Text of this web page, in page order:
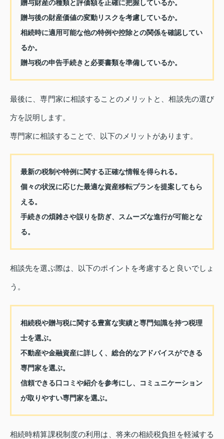
贈与財産の種類と評価額を正確に把握しているか。
贈与後の財産価値の変動リスクを考慮しているか。
相続時に適用可能な他の特例や控除との関係を確認してい
るか。
贈与税の申告手続きと必要書類を準備しているか。
最後に、専門家に相談することのメリットと、相談先の選び
方を説明します。
専門家に相談することで、以下のメリットがあります。
最新の税制や特例に関する正確な情報を得られる。
個々の状況に応じた最適な資産移転プランを提案してもら
える。
手続きの煩雑さや誤りを防ぎ、スムーズな進行が可能とな
る。
相談先を選ぶ際は、以下のポイントを考慮すると良いでしょ
う。
相続税や贈与税に関する豊富な実績と専門知識を持つ税理
士を選ぶ。
不動産や金融資産に詳しく、総合的なアドバイスができる
専門家を選ぶ。
信頼できる口コミや紹介を参考にし、コミュニケーション
が取りやすい専門家を選ぶ。
相続時精算課税制度の利用は、将来の相続税負担を軽減する